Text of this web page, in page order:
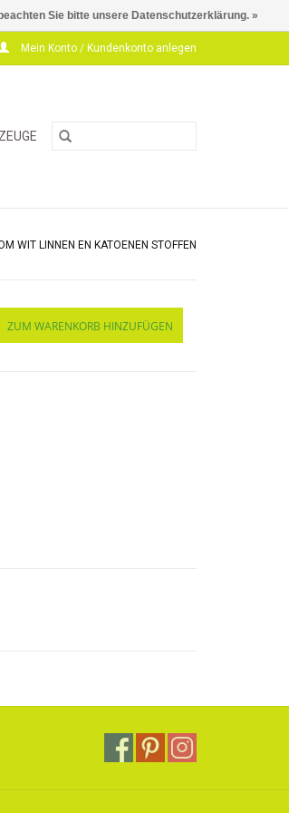
Mein Konto / Kundenkonto anlegen
WIT LINNEN EN KATOENEN STOFFEN
ZUM WARENKORB HINZUFÜGEN
Sie bitte unsere Datenschutzerklärung. »